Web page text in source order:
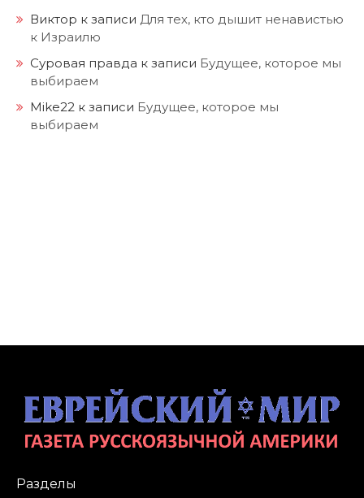
Виктор к записи Для тех, кто дышит ненавистью
к Израилю
Суровая правда к записи Будущее, которое мы
выбираем
Mike22 к записи Будущее, которое мы
выбираем
Разделы